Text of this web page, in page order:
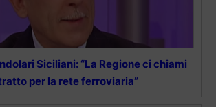
Siciliani: “La Regione ci chiami
per la rete ferroviaria”